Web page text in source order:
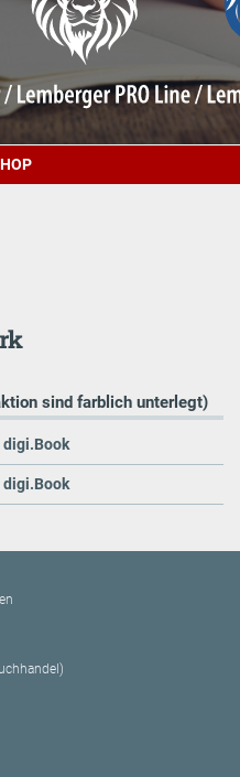
sind farblich unterlegt)